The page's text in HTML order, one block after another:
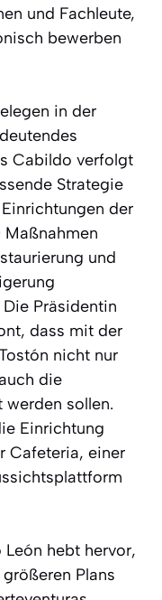
und Fachleute,
bewerben
in der
Cabildo verfolgt
Strategie
der
und
Präsidentin
dass mit der
nicht nur
die
werden sollen.
Einrichtung
Cafeteria, einer
hebt hervor,
Plans